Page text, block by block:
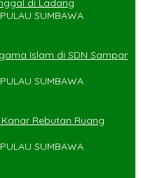
di Ladang
SUMBAWA
Islam di SDN Sampar
SUMBAWA
Rebutan Ruang
SUMBAWA